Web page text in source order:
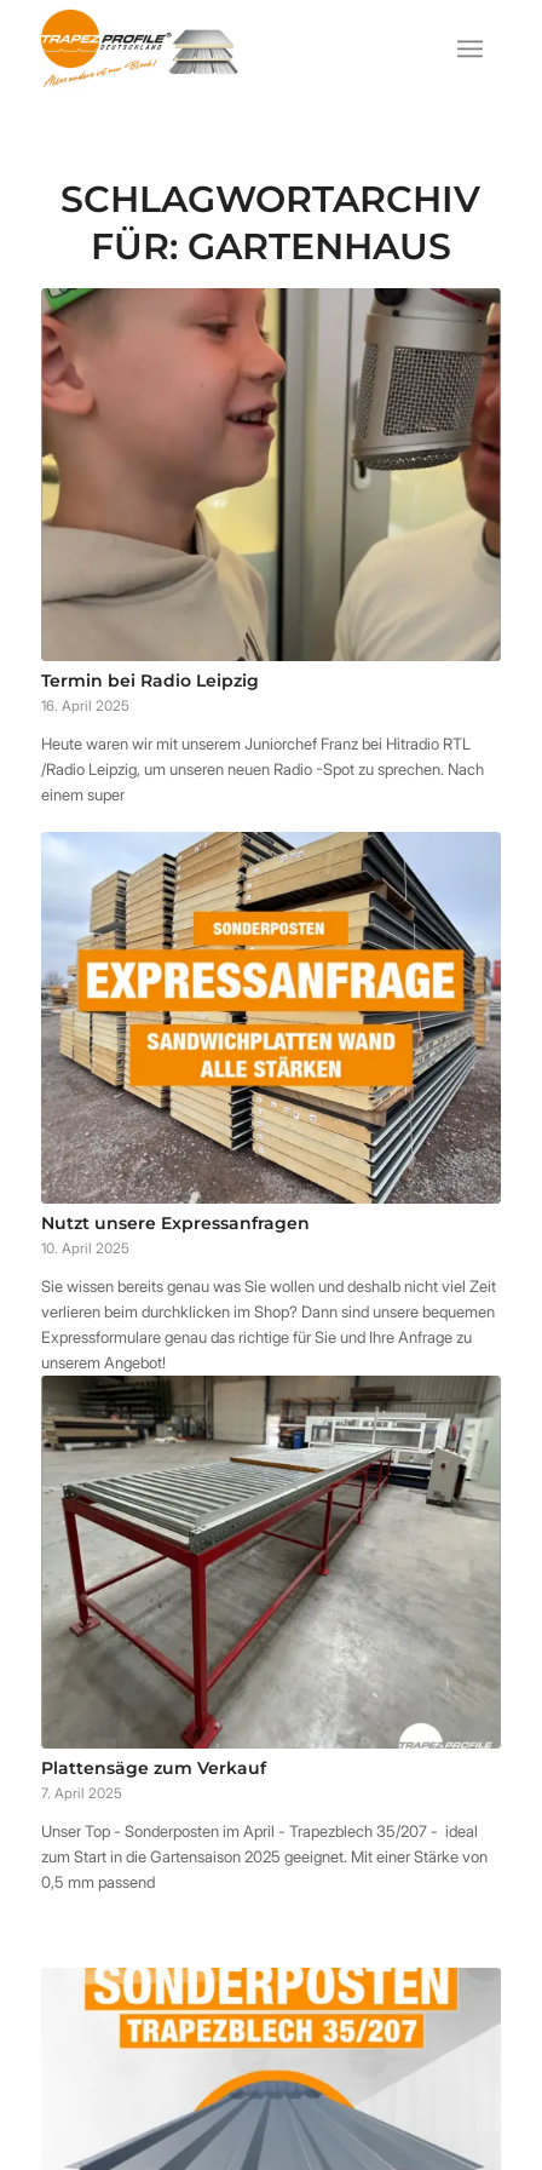
SCHLAGWORTARCHIV
FÜR: GARTENHAUS
Termin bei Radio Leipzig
16. April 2025
Heute waren wir mit unserem Juniorchef Franz bei Hitradio RTL
/Radio Leipzig, um unseren neuen Radio -Spot zu sprechen. Nach
einem super
Nutzt unsere Expressanfragen
10. April 2025
Sie wissen bereits genau was Sie wollen und deshalb nicht viel Zeit
verlieren beim durchklicken im Shop? Dann sind unsere bequemen
Expressformulare genau das richtige für Sie und Ihre Anfrage zu
unserem Angebot!
Plattensäge zum Verkauf
7. April 2025
Unser Top - Sonderposten im April - Trapezblech 35/207 - ideal
zum Start in die Gartensaison 2025 geeignet. Mit einer Stärke von
0,5 mm passend